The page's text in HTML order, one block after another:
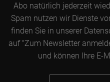
Abo natürlich jederzeit
Spam nutzen wir Dienste
finden Sie in unserer
auf "Zum Newsletter
und können Ihre E-